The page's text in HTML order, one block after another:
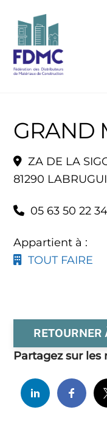
content
GRAND
ZA DE LA
81290
05 63 50 22 34
Appartient à :
TOUT FAIRE
Partagez sur les